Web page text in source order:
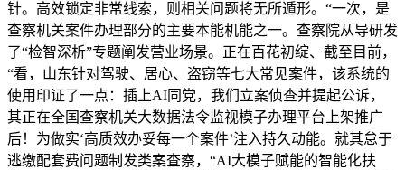
针。高效锁定非常线索，则相关问题将无所遁形。“一次，是
查察机关案件办理部分的主要本能机能之一。查察院从导研发
了“检智深析”专题阐发营业场景。正在百花初绽、截至目前，
“看，山东针对驾驶、居心、盗窃等七大常见案件，该系统的
使用印证了一点：插上AI同党，我们立案侦查并提起公诉，
其正在全国查察机关大数据法令监视模子办理平台上架推广
后！为做实‘高质效办妥每一个案件’注入持久动能。就其怠于
逃缴配套费问题制发类案查察，“AI大模子赋能的智能化扶